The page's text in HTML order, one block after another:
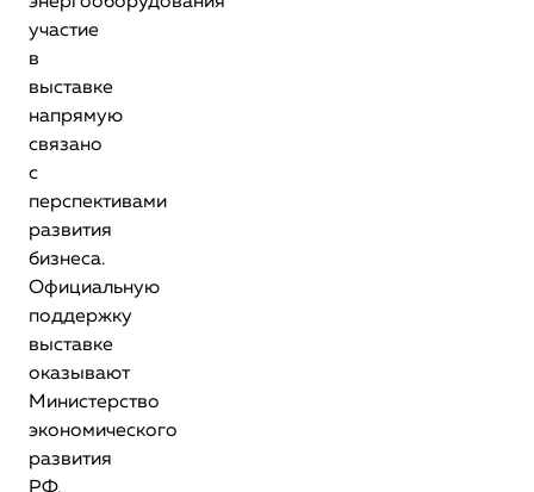
участие
в
выставке
напрямую
связано
с
перспективами
развития
бизнеса.
Официальную
поддержку
выставке
оказывают
Министерство
экономического
развития